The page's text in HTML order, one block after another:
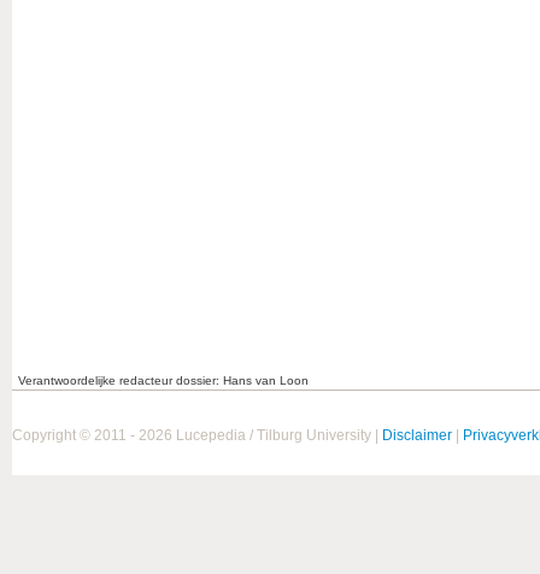
Verantwoordelijke redacteur dossier: Hans van Loon
Copyright © 2011 - 2026 Lucepedia / Tilburg University | Disclaimer